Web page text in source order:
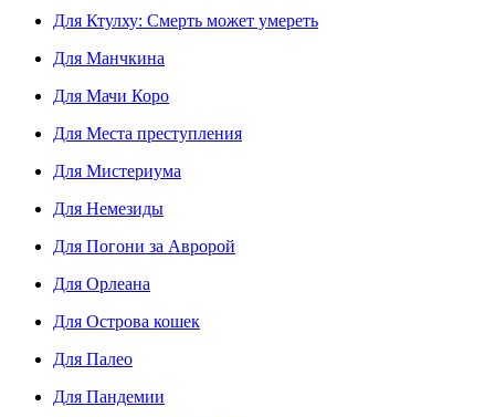
Для Ктулху: Смерть может умереть
Для Манчкина
Для Мачи Коро
Для Места преступления
Для Мистериума
Для Немезиды
Для Погони за Авророй
Для Орлеана
Для Острова кошек
Для Палео
Для Пандемии